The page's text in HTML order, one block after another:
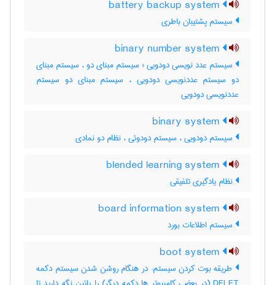
سیستم پشتیبان باطری
سیستم عدد نویسی دودویی ؛ سیستم مبنای دو ، سیستم مبنای
دو سیستم عددنویسی دودویی ، سیستم مبنای دو سیستم
عددنویسی دودویی
سیستم دودویی ، سیستم دودوئی ، نظام دو نمادی
نظام یادگیری تلفیقی
سیستم اطلاعات بورد
طریقه بوت کردن سیستم: در هنگام روشن شدن سیستم دکمه